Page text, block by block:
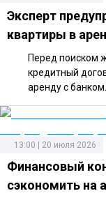
Эксперт
квартиры в
Перед поиском
кредитный
аренду с банком.
13:00 | 20 июля 2026
Финансовый
сэкономить на